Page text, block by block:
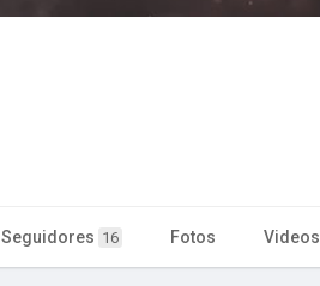
Seguidores 16 Fotos Videos